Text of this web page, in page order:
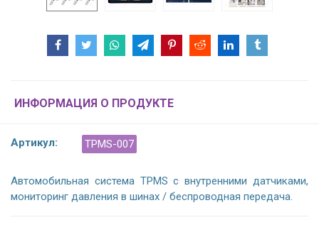
ИНФОРМАЦИЯ О ПРОДУКТЕ
Артикул: TPMS-007
Автомобильная система TPMS с внутренними датчиками,
мониторинг давления в шинах / беспроводная передача.